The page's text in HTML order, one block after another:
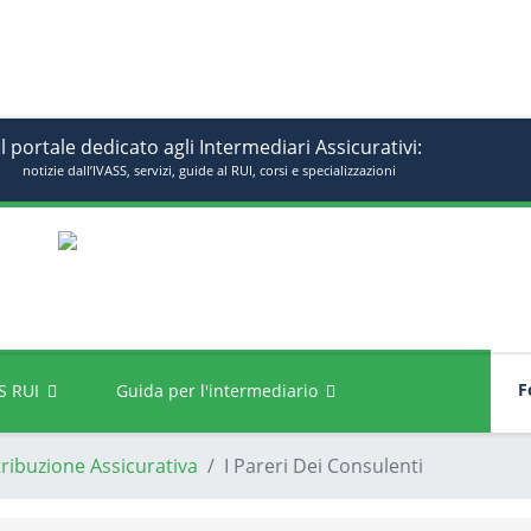
portale dedicato agli Intermediari Assicurativi:
notizie dall’IVASS, servizi, guide al RUI, corsi e specializzazioni
RUI Guida per l'intermediario
Assicurativa I Pareri Dei Consulenti